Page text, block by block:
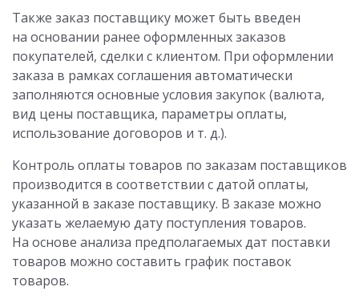
Также заказ поставщику может быть введен
на основании ранее оформленных заказов
покупателей, сделки с клиентом. При оформлении
заказа в рамках соглашения автоматически
заполняются основные условия закупок (валюта,
вид цены поставщика, параметры оплаты,
использование договоров и т. д.).
Контроль оплаты товаров по заказам поставщиков
производится в соответствии с датой оплаты,
указанной в заказе поставщику. В заказе можно
указать желаемую дату поступления товаров.
На основе анализа предполагаемых дат поставки
товаров можно составить график поставок
товаров.